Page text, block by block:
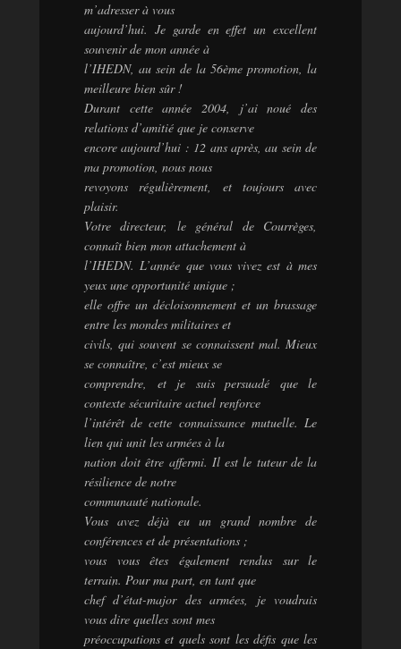
m’adresser à vous
aujourd’hui. Je garde en effet un excellent
souvenir de mon année à
l’IHEDN, au sein de la 56ème promotion, la
meilleure bien sûr !
Durant cette année 2004, j’ai noué des
relations d’amitié que je conserve
encore aujourd’hui : 12 ans après, au sein de
ma promotion, nous nous
revoyons régulièrement, et toujours avec
plaisir.
Votre directeur, le général de Courrèges,
connaît bien mon attachement à
l’IHEDN. L’année que vous vivez est à mes
yeux une opportunité unique ;
elle offre un décloisonnement et un brassage
entre les mondes militaires et
civils, qui souvent se connaissent mal. Mieux
se connaître, c’est mieux se
comprendre, et je suis persuadé que le
contexte sécuritaire actuel renforce
l’intérêt de cette connaissance mutuelle. Le
lien qui unit les armées à la
nation doit être affermi. Il est le tuteur de la
résilience de notre
communauté nationale.
Vous avez déjà eu un grand nombre de
conférences et de présentations ;
vous vous êtes également rendus sur le
terrain. Pour ma part, en tant que
chef d’état-major des armées, je voudrais
vous dire quelles sont mes
préoccupations et quels sont les défis que les